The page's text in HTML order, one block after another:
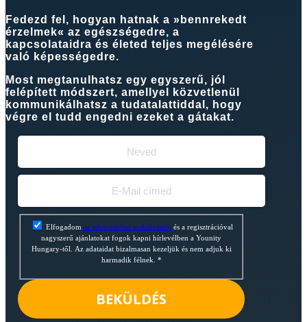
Fedezd fel, hogyan hatnak a »bennrekedt
érzelmek« az egészségedre, a
kapcsolataidra és életed teljes megélésére
való képességedre.
Most megtanulhatsz egy egyszerű, jól
felépített módszert, amellyel közvetlenül
kommunikálhatsz a tudatalattiddal, hogy
végre el tudd engedni ezeket a gátakat.
Elfogadom az adatvédelmi szabályzatotés a regisztrációval
nagyszerű ajánlatokat fogok kapni hírlevélben a Younity
Hungary-től. Az adataidat bizalmasan kezeljük és nem adjuk ki
harmadik félnek. *
BEKÜLDÉS